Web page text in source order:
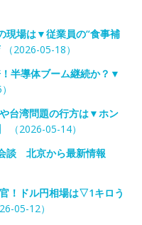
場は▼従業員の“食事補
（2026-05-18）
半導体ブーム継続か？▼
台湾問題の行方は▼ホン
（2026-05-14）
談 北京から最新情報
！ドル円相場は▽1キロう
05-12）